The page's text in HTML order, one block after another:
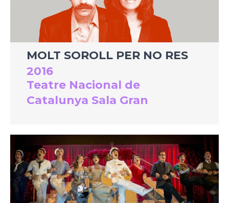
MOLT SOROLL PER NO RES
2016
Teatre Nacional de
Catalunya Sala Gran